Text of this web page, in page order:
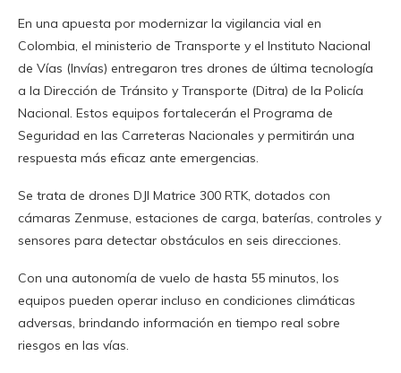
En una apuesta por modernizar la vigilancia vial en
Colombia, el ministerio de Transporte y el Instituto Nacional
de Vías (Invías) entregaron tres drones de última tecnología
a la Dirección de Tránsito y Transporte (Ditra) de la Policía
Nacional. Estos equipos fortalecerán el Programa de
Seguridad en las Carreteras Nacionales y permitirán una
respuesta más eficaz ante emergencias.
Se trata de drones DJI Matrice 300 RTK, dotados con
cámaras Zenmuse, estaciones de carga, baterías, controles y
sensores para detectar obstáculos en seis direcciones.
Con una autonomía de vuelo de hasta 55 minutos, los
equipos pueden operar incluso en condiciones climáticas
adversas, brindando información en tiempo real sobre
riesgos en las vías.